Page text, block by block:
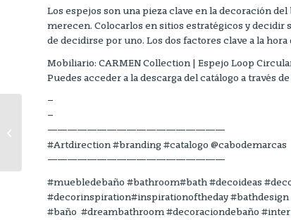
Los espejos son una pieza clave en la decoración
merecen. Colocarlos en sitios estratégicos y
de decidirse por uno. Los dos factores clave a la
Mobiliario: CARMEN Collection | Espejo Loop
Puedes acceder a la descarga del catálogo a través
–
–
——————————————————
#Artdirection #branding #catalogo @cabodemarcas
——————————————————
#muebledebaño #bathroom#bath #decoideas
#decorinspiration#inspirationoftheday #bathdesign
#baño #dreambathroom #decoraciondebaño
nuevo acabado 35